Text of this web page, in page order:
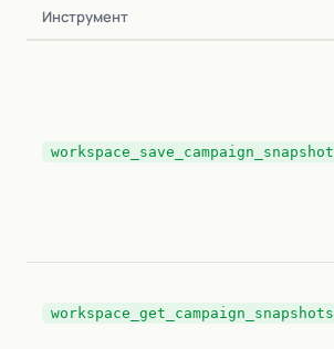
Инструмент
workspace_save_campaign_snapshot
workspace_get_campaign_snapshots